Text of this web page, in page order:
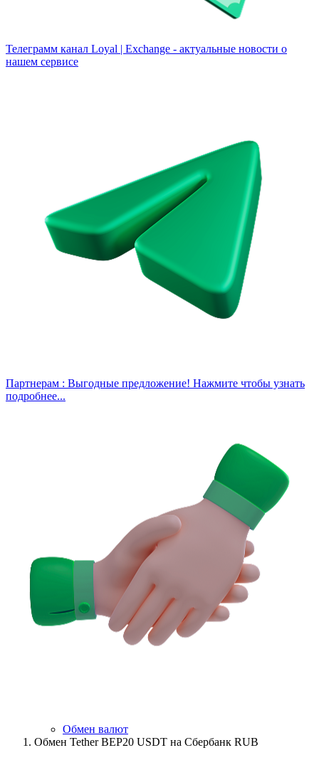
Телеграмм канал Loyal | Exchange - актуальные новости о
нашем сервисе
Партнерам : Выгодные предложение! Нажмите чтобы узнать
подробнее...
Обмен валют
Обмен Tether BEP20 USDT на Сбербанк RUB